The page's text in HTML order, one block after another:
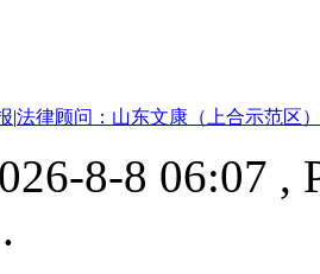
|法律顾问：山东文康（上合示范区
8-8 06:07 ,